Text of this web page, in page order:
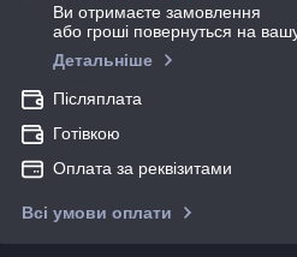
Ви отримаєте замовлення
або гроші повернуться на
Детальніше
Післяплата
Готівкою
Оплата за реквізитами
Всі умови оплати